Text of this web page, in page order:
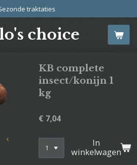
choice
traktaties
KB complete
insect/konijn 1
kg
€ 7,04
In
winkelwagen